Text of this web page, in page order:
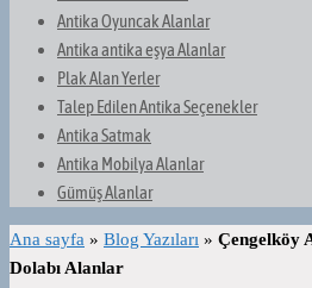
Antika Oyuncak Alanlar
Antika antika eşya Alanlar
Plak Alan Yerler
Talep Edilen Antika Seçenekler
Antika Satmak
Antika Mobilya Alanlar
Gümüş Alanlar
Ana sayfa » Blog Yazıları » Çengelköy
Dolabı Alanlar